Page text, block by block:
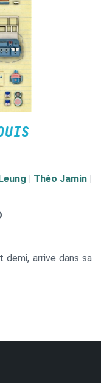
| Théo Jamin |
arrive dans sa